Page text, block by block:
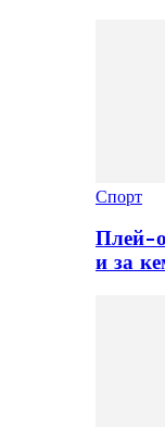
Спорт
Плей-
и за